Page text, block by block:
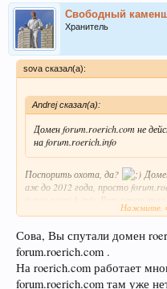
Domain servers in listed order:
DNS1.HRNOC.NET
DNS2.HRNOC.NET
Свободный
Хранитель
sova сказал(а):
Andrej сказал(а):
Домен forum.roerich.com не
на forum.roerich.info
Поспорить охота, да?
аж до 2012 года, просто
Нажмите,
Сова, Вы спутали домен
forum.roerich.com .
На roerich.com работает
forum.roerich.com там уже